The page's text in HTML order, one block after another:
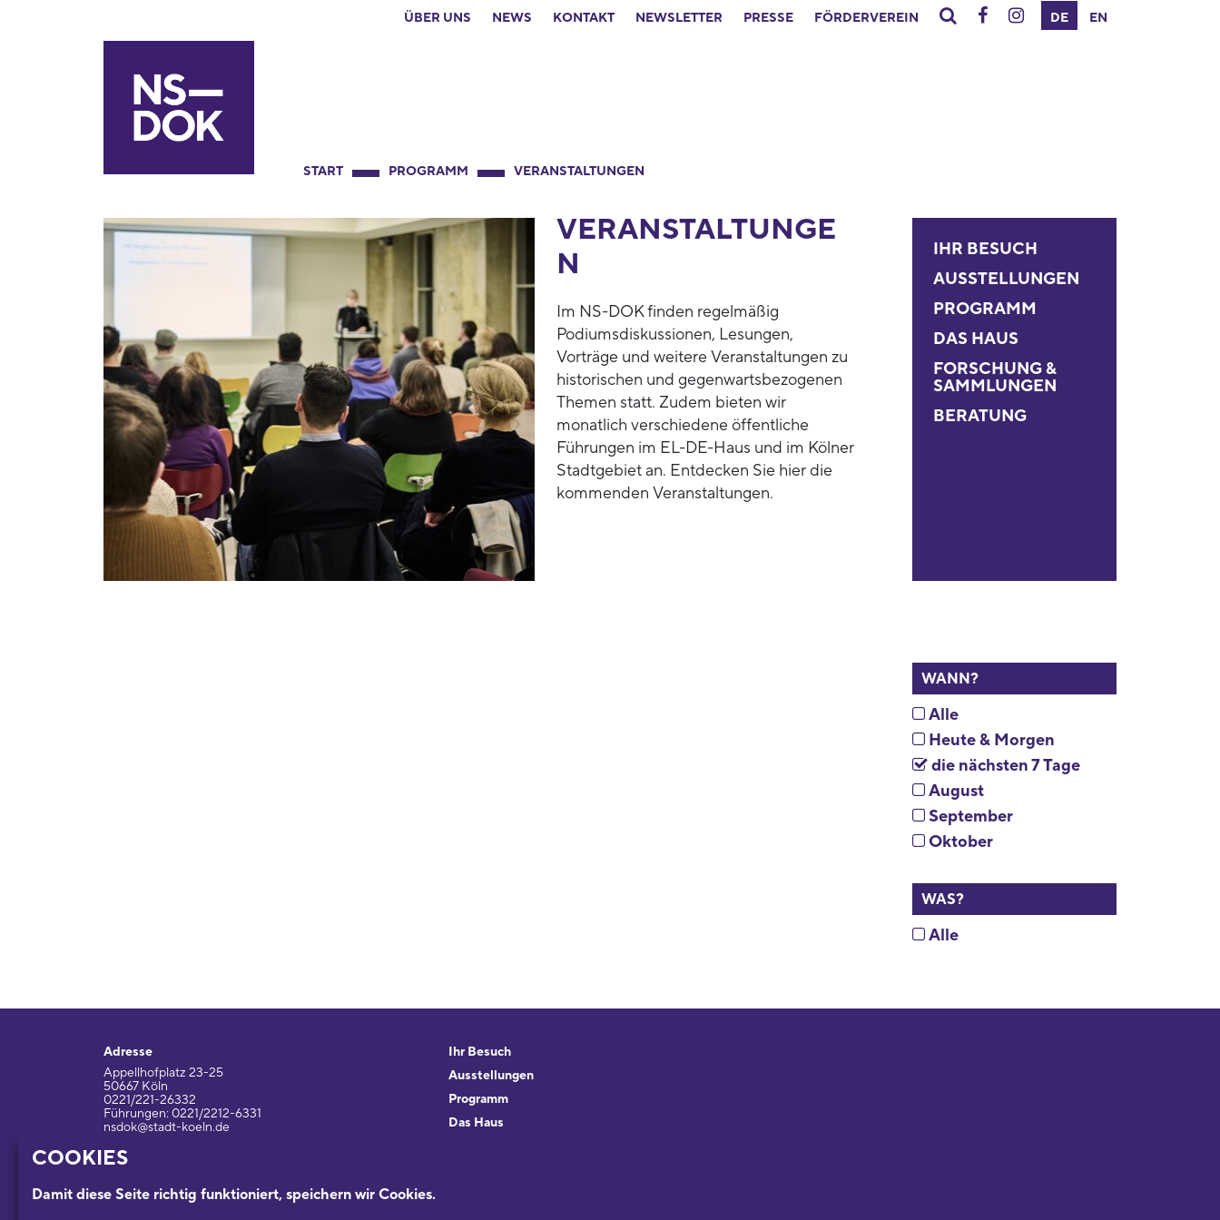
COOKIES
Damit diese Seite richtig funktioniert, speichern wir Cookies.
ÜBER UNS NEWS KONTAKT NEWSLETTER PRESSE FÖRDERVEREIN DE EN
START PROGRAMM VERANSTALTUNGEN
VERANSTALTUNGE
N
Im NS-DOK finden regelmäßig
Podiumsdiskussionen, Lesungen,
Vorträge und weitere Veranstaltungen zu
historischen und gegenwartsbezogenen
Themen statt. Zudem bieten wir
monatlich verschiedene öffentliche
Führungen im EL-DE-Haus und im Kölner
Stadtgebiet an. Entdecken Sie hier die
kommenden Veranstaltungen.
IHR BESUCH
AUSSTELLUNGEN
PROGRAMM
DAS HAUS
FORSCHUNG &
SAMMLUNGEN
BERATUNG
WANN?
Alle
Heute & Morgen
die nächsten 7 Tage
August
September
Oktober
WAS?
Alle
Adresse
Appellhofplatz 23-25
50667 Köln
0221/221-26332
Führungen: 0221/2212-6331
nsdok@stadt-koeln.de
Ihr Besuch
Ausstellungen
Programm
Das Haus